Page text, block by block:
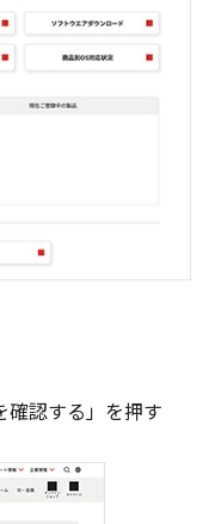
確認する」を押す